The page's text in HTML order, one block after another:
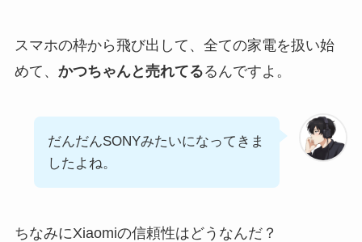
スマホの枠から飛び出して、全ての家電を扱い始
めて、 かつちゃんと売れてるるんですよ。
だんだんSONYみたいになってきま
したよね。
ちなみにXiaomiの信頼性はどうなんだ？